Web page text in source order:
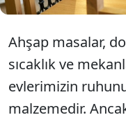
Ahşap masalar,
sıcaklık ve
evlerimizin
malzemedir.